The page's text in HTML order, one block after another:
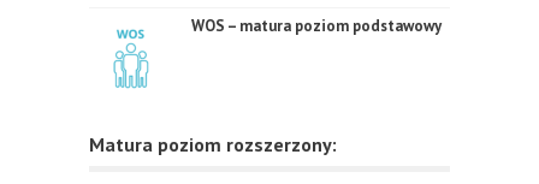
WOS – matura poziom podstawowy
Matura poziom rozszerzony: